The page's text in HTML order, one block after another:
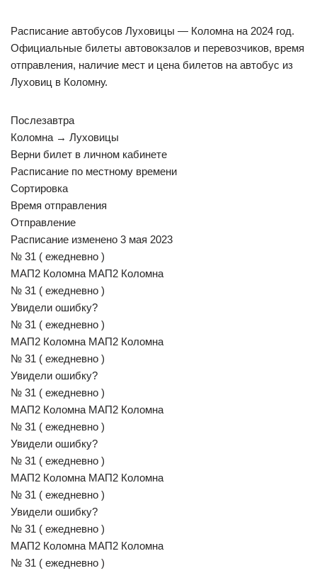
Расписание автобусов Луховицы — Коломна на 2024 год.
Официальные билеты автовокзалов и перевозчиков, время
отправления, наличие мест и цена билетов на автобус из
Луховиц в Коломну.
Послезавтра
Коломна → Луховицы
Верни билет в личном кабинете
Расписание по местному времени
Сортировка
Время отправления
Отправление
Расписание изменено 3 мая 2023
№ 31 ( ежедневно )
МАП2 Коломна МАП2 Коломна
№ 31 ( ежедневно )
Увидели ошибку?
№ 31 ( ежедневно )
МАП2 Коломна МАП2 Коломна
№ 31 ( ежедневно )
Увидели ошибку?
№ 31 ( ежедневно )
МАП2 Коломна МАП2 Коломна
№ 31 ( ежедневно )
Увидели ошибку?
№ 31 ( ежедневно )
МАП2 Коломна МАП2 Коломна
№ 31 ( ежедневно )
Увидели ошибку?
№ 31 ( ежедневно )
МАП2 Коломна МАП2 Коломна
№ 31 ( ежедневно )